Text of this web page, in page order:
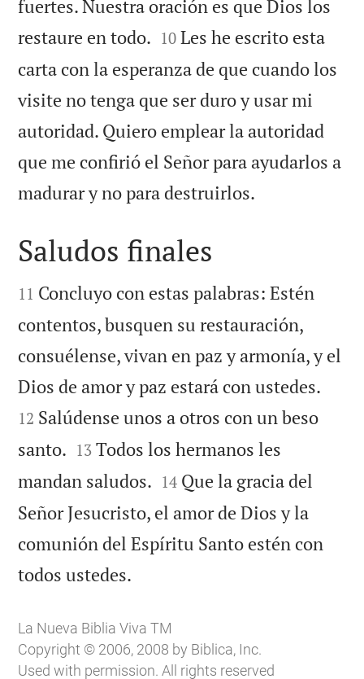
fuertes. Nuestra oración es que Dios los
restaure en todo. 

10 Les he escrito esta
carta con la esperanza de que cuando los
visite no tenga que ser duro y usar mi
autoridad. Quiero emplear la autoridad
que me confirió el Señor para ayudarlos a
madurar y no para destruirlos.

Saludos finales

11 Concluyo con estas palabras: Estén
contentos, busquen su restauración,
consuélense, vivan en paz y armonía, y el
Dios de amor y paz estará con ustedes.
12 Salúdense unos a otros con un beso
santo. 

13 Todos los hermanos les
mandan saludos. 

14 Que la gracia del
Señor Jesucristo, el amor de Dios y la
comunión del Espíritu Santo estén con
todos ustedes.
La Nueva Biblia Viva TM
Copyright © 2006, 2008 by Biblica, Inc.
Used with permission. All rights reserved